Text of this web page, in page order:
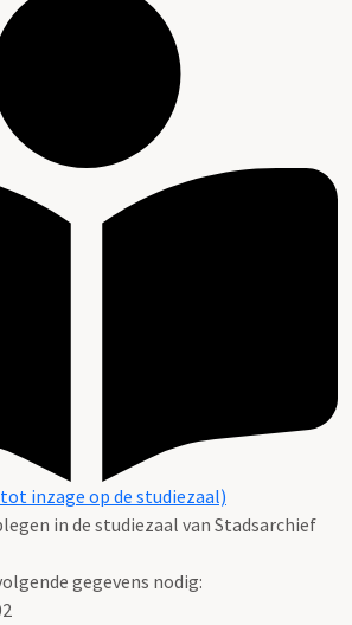
inzage op de studiezaal)
in de studiezaal van Stadsarchief
gegevens nodig: